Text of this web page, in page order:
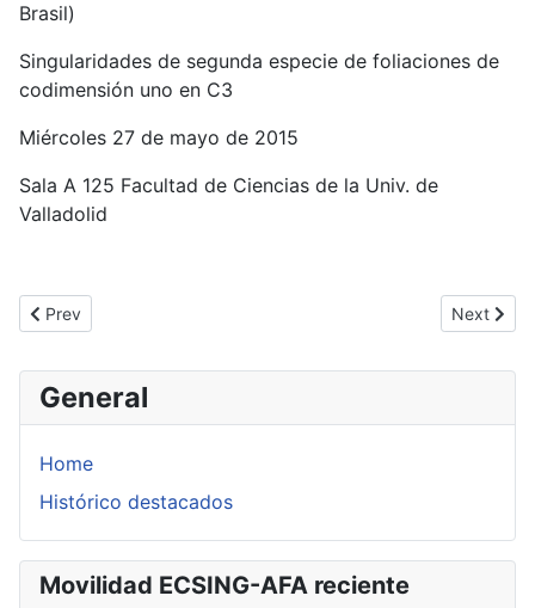
General
Home
Histórico destacados
Movilidad ECSING-AFA reciente
Brasil)
Singularidades de segunda especie de foliaciones de
codimensión uno en C3
Miércoles 27 de mayo de 2015
Sala A 125 Facultad de Ciencias de la Univ. de
Valladolid
Previous article: Seminario Mickael Matusinski
Prev Next
Next